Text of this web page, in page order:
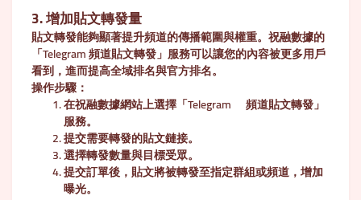
3. 增加貼文轉發量
貼文轉發能夠顯著提升頻道的傳播範圍與權重。祝融數據的
「Telegram 頻道貼文轉發」服務可以讓您的內容被更多用戶
看到，進而提高全域排名與官方排名。
操作步驟：
在祝融數據網站上選擇「Telegram 頻道貼文轉發」
服務。
提交需要轉發的貼文鏈接。
選擇轉發數量與目標受眾。
提交訂單後，貼文將被轉發至指定群組或頻道，增加
曝光。